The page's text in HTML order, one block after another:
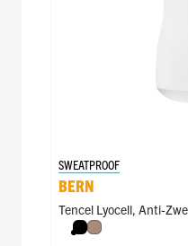
SWEATPROOF
BERN
Tencel Lyocell, Anti-
ZwartNatural